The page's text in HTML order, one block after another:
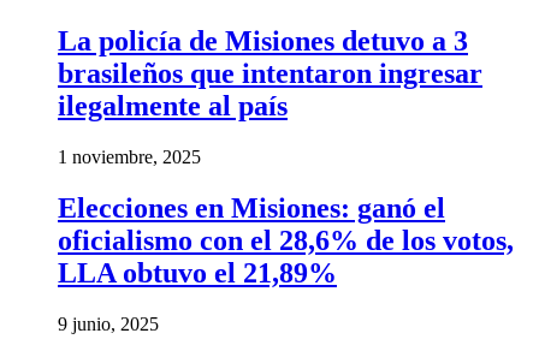
La policía de Misiones detuvo a 3
brasileños que intentaron ingresar
ilegalmente al país
1 noviembre, 2025
Elecciones en Misiones: ganó el
oficialismo con el 28,6% de los votos,
LLA obtuvo el 21,89%
9 junio, 2025